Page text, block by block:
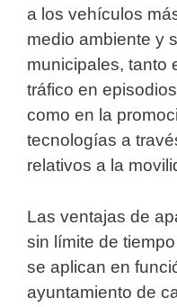
a los vehículos
medio ambiente y
municipales, tanto
tráfico en
como en la
tecnologías a
relativos a la
Las ventajas de
sin límite de
se aplican en
ayuntamiento de